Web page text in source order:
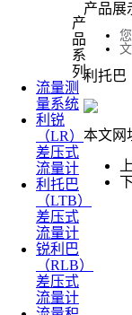
产
品
系
列
流量测
量系统
利锐
（LR）
差压式
流量计
利托巴
（LTB）
差压式
流量计
锐利巴
（RLB）
差压式
流量计
产品展
利托巴
本文网